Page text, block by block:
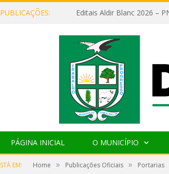
Editais Aldir Blanc 2026 –
PÁGINA INICIAL O MUNICÍPIO
EM: Home » Publicações Oficiais » Portarias